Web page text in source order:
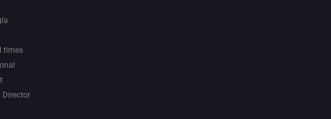
times
Director